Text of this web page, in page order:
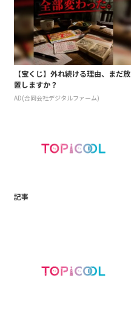
【宝くじ】外れ続ける理由、まだ放
置しますか？
AD(合同会社デジタルファーム)
記事